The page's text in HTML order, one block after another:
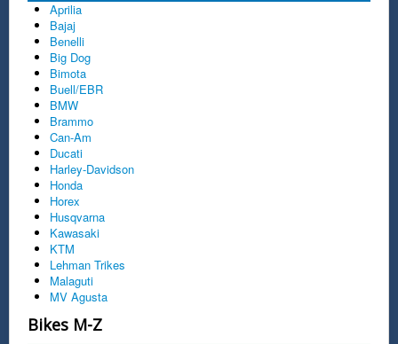
Aprilia
Bajaj
Benelli
Big Dog
Bimota
Buell/EBR
BMW
Brammo
Can-Am
Ducati
Harley-Davidson
Honda
Horex
Husqvarna
Kawasaki
KTM
Lehman Trikes
Malaguti
MV Agusta
Bikes M-Z